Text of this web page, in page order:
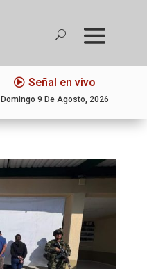
Señal en vivo
Domingo 9 De Agosto, 2026